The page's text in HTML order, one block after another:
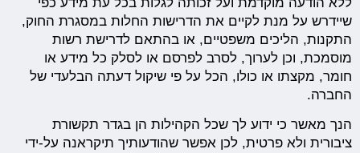
שיידרש על מנת לקיים את הדרישות החלות במסגרת החוק,
התקנות, הליכים משפטיים, או בהתאם לדרישת רשות
מוסמכת, וכן לערוך, לסרב לפרסם או לסלק כל מידע או
חומר, מקצתו או כולו, הכל על פי שיקול דעתה הבלעדי של
החברה.
הנך מאשר כי ידוע לך שכל הקהילות הן בגדר תקשורת
ציבורית ולא פרטית, לכן אפשר שהודעותיך תיקראנה על-ידי